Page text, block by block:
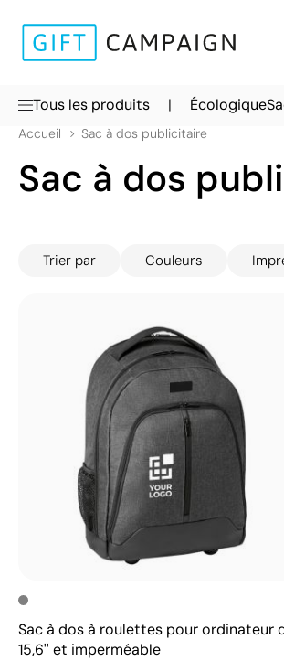
Tous les produits | Écologique
Accueil Sac à dos publicitaire
Sac à dos
Trier par Couleurs
Sac à dos à roulettes pour ordinateur
15,6'' et imperméable